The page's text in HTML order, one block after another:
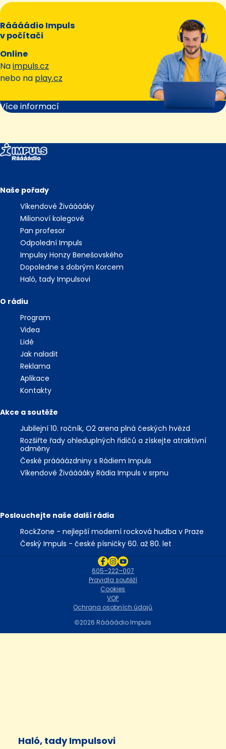
Haló, tady Impulsovi
Ráááádio Impuls
v počítači
Online
Naimpuls.cz
nebo na play.cz
Více informací
Naše pořady
Víkendové Živááááky
Milionoví kolegové
Pan profesor
Odpolední Impuls
Impulsy Honzy Benešovského
Dopoledne s dobrým Korcem
Haló, tady Impulsovi
O rádiu
Program
Videa
Lidé
Jak naladit
Reklama
Aplikace
Kontakty
Akce a soutěže
Jubilejní 10. ročník, O2 arena plná českých hvězd
Rozšiřte řady ohleduplných řidičů a získejte atraktivní
odměny
České práááázdniny s Rádiem Impuls
Víkendové Živááááky Rádia Impuls v srpnu
Poslouchejte naše další rádia
RockZone - nejlepší moderní rocková hudba v Praze
Český Impuls - české písničky 60. až 80. let
2026 Ráááádio Impuls
Ochrana osobních údajů
VOP
Cookies
Pravidla soutěží
605–222–007